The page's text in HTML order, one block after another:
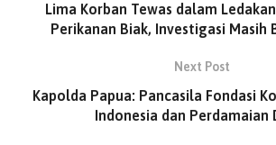
“Penurunan harga Pertamina Dex,
penyesuaian harga Pertamax Turbo
parameter yang ditetapkan pemerintah
Lima Korban Tewas dalam
Perikanan Biak, Investigasi Masih
Next Post
Kapolda Papua: Pancasila Fondasi
Indonesia dan Perdamaian